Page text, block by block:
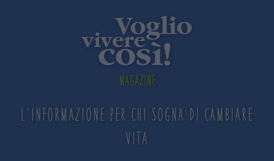
Magazine
L'informazione per chi sogna di cambiare
vita